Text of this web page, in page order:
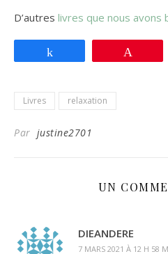
D’autres livres que nous avons
Livres relaxation
Par justine2701
UN
DIEANDERE
7 MARS 2021 À 12 H 58